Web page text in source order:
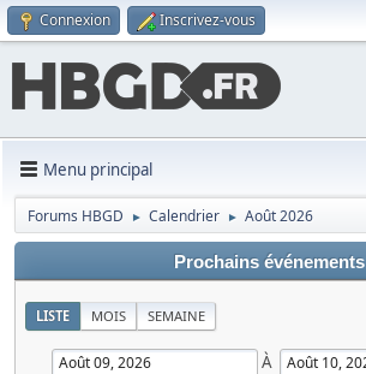
Connexion Inscrivez-vous
Menu principal
Forums HBGD ► Calendrier ► Août 2026
Prochains événements
LISTE MOIS SEMAINE
À